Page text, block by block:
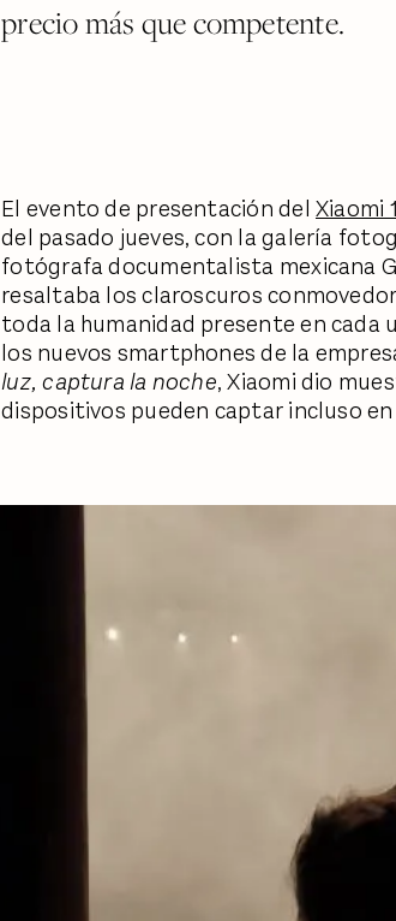
precio más que competente.
El evento de presentación del Xiaomi
del pasado jueves, con la galería
fotógrafa documentalista mexicana
resaltaba los claroscuros
toda la humanidad presente en cada
los nuevos smartphones de la
luz, captura la noche, Xiaomi dio
dispositivos pueden captar incluso